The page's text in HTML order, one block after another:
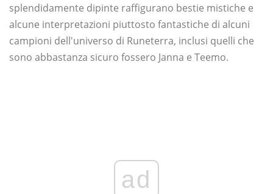
splendidamente dipinte raffigurano bestie mistiche e
alcune interpretazioni piuttosto fantastiche di alcuni
campioni dell'universo di Runeterra, inclusi quelli che
sono abbastanza sicuro fossero Janna e Teemo.
ad